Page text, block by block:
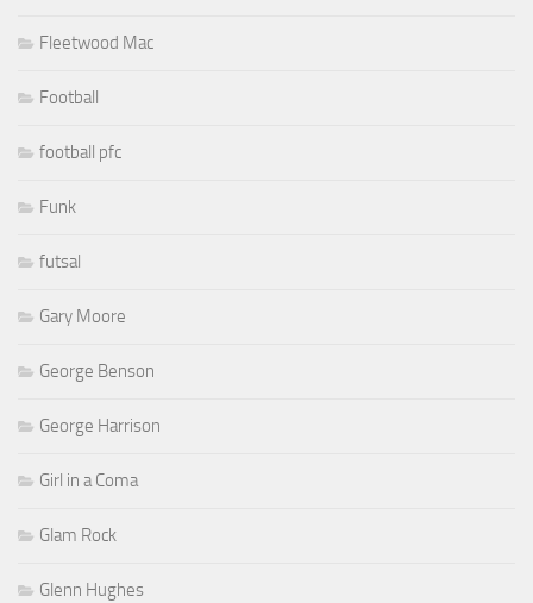
Fleetwood Mac
Football
football pfc
Funk
futsal
Gary Moore
George Benson
George Harrison
Girl in a Coma
Glam Rock
Glenn Hughes